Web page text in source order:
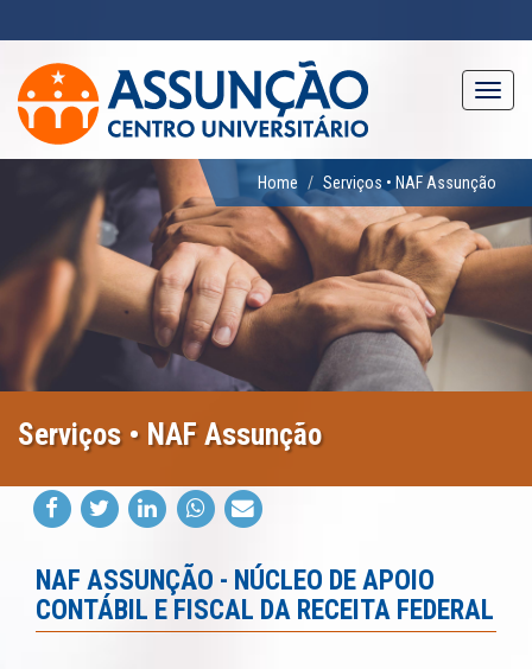
conteúdo
principal
Home Serviços • NAF Assunção
Serviços • NAF Assunção
NAF ASSUNÇÃO - NÚCLEO DE APOIO
CONTÁBIL E FISCAL DA RECEITA FEDERAL